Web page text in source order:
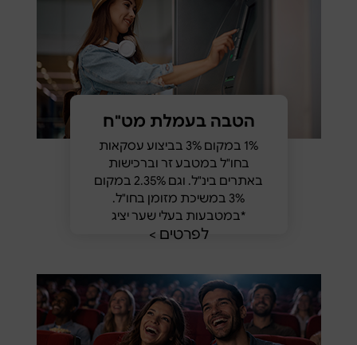
הטבה בעמלת מט"ח
1% במקום 3% בביצוע עסקאות
בחו"ל במטבע זר וברכישות
באתרים בינ"ל. וגם 2.35% במקום
3% במשיכת מזומן בחו"ל.
*במטבעות בעלי שער יציג
לפרטים >